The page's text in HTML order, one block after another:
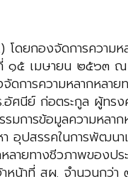
ดยกองจัดการความ
๕ เมษายน ๒๕๖๓
การความหลากหล
.อัศนีย์ ก่อตระกูล
การข้อมูลความหล
อุปสรรคในการพัฒ
ายทางชีวภาพของ
หน้าที่ สผ. จำนวนกว่า